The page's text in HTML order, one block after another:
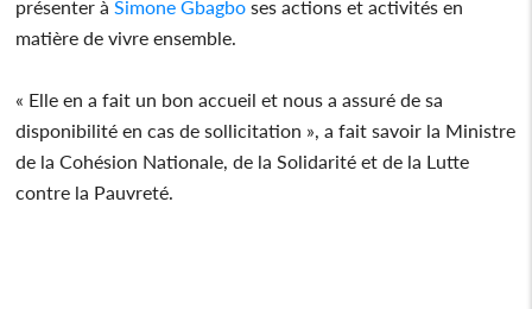
présenter àSimone Gbagbo ses actions et activités en
matière de vivre ensemble.
« Elle en a fait un bon accueil et nous a assuré de sa
disponibilité en cas de sollicitation », a fait savoir la Ministre
de la Cohésion Nationale, de la Solidarité et de la Lutte
contre la Pauvreté.